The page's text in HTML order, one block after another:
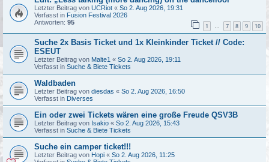
Letzter Beitrag von UCRiot « So 2. Aug 2026, 19:31
Verfasst in Fusion Festival 2026
Antworten: 95 1 … 7 8 9 10
Suche 2x Basis Ticket und 1x Kleinkinder Ticket // Code:
ESEUT
Letzter Beitrag von Malte1 « So 2. Aug 2026, 19:11
Verfasst in Suche & Biete Tickets
Waldbaden
Letzter Beitrag von diesdas « So 2. Aug 2026, 16:50
Verfasst in Diverses
Ein oder zwei Tickets wären eine große Freude QSV3B
Letzter Beitrag von Isakio « So 2. Aug 2026, 15:43
Verfasst in Suche & Biete Tickets
Suche ein camper ticket!!!
Letzter Beitrag von Hopi « So 2. Aug 2026, 11:25